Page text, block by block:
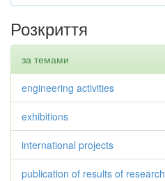
Розкриття
за темами
engineering activities
exhibitions
international projects
publication of results of research